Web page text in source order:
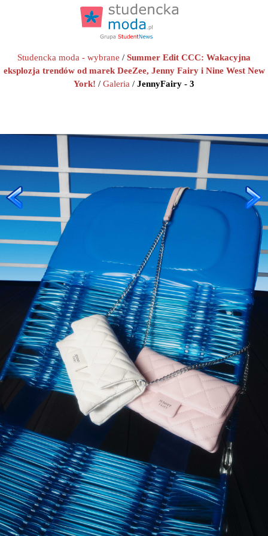
Studencka moda - wybrane / Summer Edit CCC: Wakacyjna
eksplozja trendów od marek DeeZee, Jenny Fairy i Nine West New
York! / Galeria / JennyFairy - 3